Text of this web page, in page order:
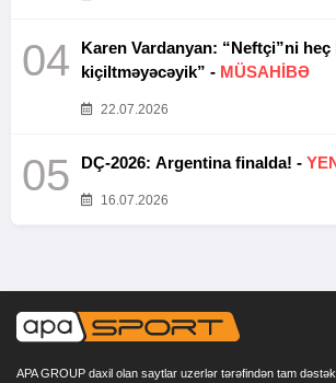
04
Karen Vardanyan: “Neftçi”ni
kiçiltməyəcəyik” - MÜSAHİBƏ
22.07.2026
05 DÇ-2026: Argentina finalda! -
16.07.2026
APA GROUP daxil olan saytlar uzerlər tərəfindən tam